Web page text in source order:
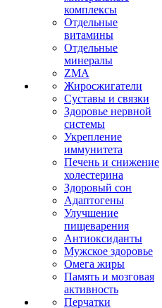
комплексы
Отдельные
витамины
Отдельные
минералы
ZMA
Жиросжигатели
Суставы и связки
Здоровье нервной
системы
Укрепление
иммунитета
Печень и снижение
холестерина
Здоровый сон
Адаптогены
Улучшение
пищеварения
Антиоксиданты
Мужское здоровье
Омега жиры
Память и мозговая
активность
Перчатки